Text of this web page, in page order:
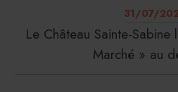
31/07/
Le Château Sainte-Sabine
Marché » au